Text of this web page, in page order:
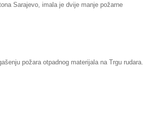
Sarajevo, imala je dvije manje požarne
požara otpadnog materijala na Trgu rudara.